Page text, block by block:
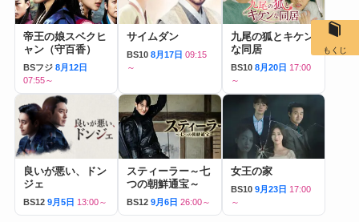
帝王の娘スベクヒ
ャン（守百香）
BSフジ 8月12日
07:55～
サイムダン
BS10 8月17日 09:15
～
九尾の狐とキケン
な同居
BS10 8月20日 17:00
～
良いが悪い、ドン
ジェ
BS12 9月5日 13:00～
スティーラー～七
つの朝鮮通宝～
BS12 9月6日 26:00～
女王の家
BS10 9月23日 17:00
～
もくじ